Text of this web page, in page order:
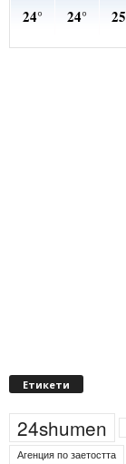
Етикети
24shumen
Агенция по заетостта